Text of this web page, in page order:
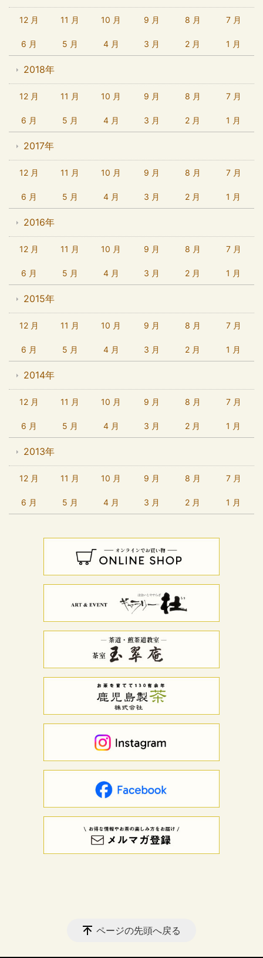
12 月 11 月 10 月 9 月 8 月 7 月
6 月 5 月 4 月 3 月 2 月 1 月
2018年
12 月 11 月 10 月 9 月 8 月 7 月
6 月 5 月 4 月 3 月 2 月 1 月
2017年
12 月 11 月 10 月 9 月 8 月 7 月
6 月 5 月 4 月 3 月 2 月 1 月
2016年
12 月 11 月 10 月 9 月 8 月 7 月
6 月 5 月 4 月 3 月 2 月 1 月
2015年
12 月 11 月 10 月 9 月 8 月 7 月
6 月 5 月 4 月 3 月 2 月 1 月
2014年
12 月 11 月 10 月 9 月 8 月 7 月
6 月 5 月 4 月 3 月 2 月 1 月
2013年
12 月 11 月 10 月 9 月 8 月 7 月
6 月 5 月 4 月 3 月 2 月 1 月
ページの先頭へ戻る